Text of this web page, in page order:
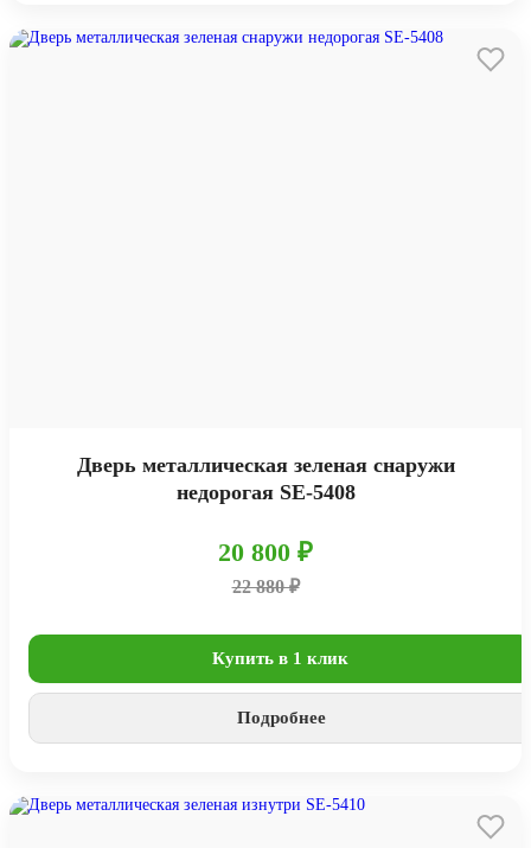
Дверь металлическая зеленая снаружи
недорогая SE-5408
20 800 ₽
22 880 ₽
Купить в 1 клик
Подробнее